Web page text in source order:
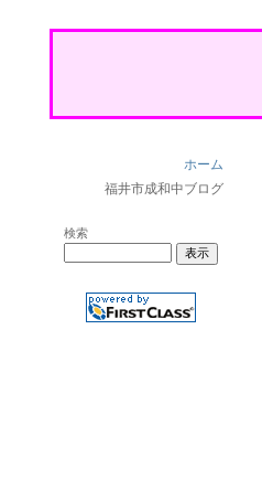
ホーム
福井市成和中ブログ
検索